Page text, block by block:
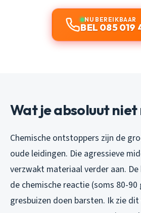
NU BEREIKBAAR
BEL 085 019
Wat je absoluut
Chemische ontstoppers zijn de
oude leidingen. Die agressieve
verzwakt materiaal verder aan.
de chemische reactie (soms 80-
gresbuizen doen barsten. Ik zie